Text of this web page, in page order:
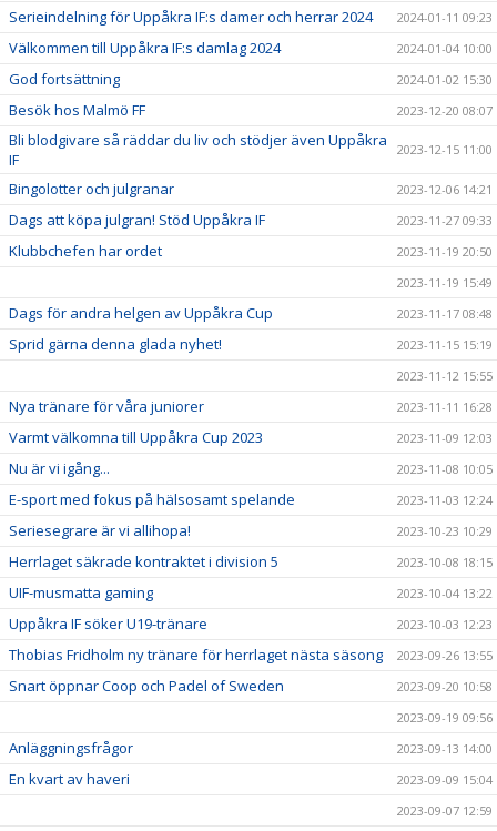
Serieindelning för Uppåkra IF:s damer och herrar 2024 2024-01-11 09:23
Välkommen till Uppåkra IF:s damlag 2024 2024-01-04 10:00
God fortsättning 2024-01-02 15:30
Besök hos Malmö FF 2023-12-20 08:07
Bli blodgivare så räddar du liv och stödjer även Uppåkra
IF
2023-12-15 11:00
Bingolotter och julgranar 2023-12-06 14:21
Dags att köpa julgran! Stöd Uppåkra IF 2023-11-27 09:33
Klubbchefen har ordet
2023-11-19 20:50
2023-11-19 15:49
Dags för andra helgen av Uppåkra Cup 2023-11-17 08:48
Sprid gärna denna glada nyhet!
2023-11-15 15:19
2023-11-12 15:55
Nya tränare för våra juniorer 2023-11-11 16:28
Varmt välkomna till Uppåkra Cup 2023 2023-11-09 12:03
Nu är vi igång... 2023-11-08 10:05
E-sport med fokus på hälsosamt spelande 2023-11-03 12:24
Seriesegrare är vi allihopa! 2023-10-23 10:29
Herrlaget säkrade kontraktet i division 5 2023-10-08 18:15
UIF-musmatta gaming 2023-10-04 13:22
Uppåkra IF söker U19-tränare 2023-10-03 12:23
Thobias Fridholm ny tränare för herrlaget nästa säsong 2023-09-26 13:55
Snart öppnar Coop och Padel of Sweden
2023-09-20 10:58
2023-09-19 09:56
Anläggningsfrågor 2023-09-13 14:00
En kvart av haveri
2023-09-09 15:04
2023-09-07 12:59